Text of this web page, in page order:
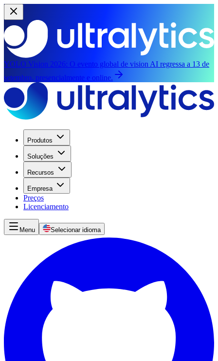
YOLO Vision 2026: O evento global de vision AI regressa a 13 de
setembro, presencialmente e online.
Produtos
Soluções
Recursos
Empresa
Preços
Licenciamento
Menu Selecionar idioma